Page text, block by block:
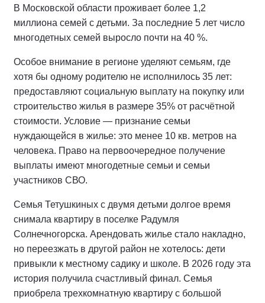
В Московской области проживает более 1,2
миллиона семей с детьми. За последние 5 лет число
многодетных семей выросло почти на 40 %.
Особое внимание в регионе уделяют семьям, где
хотя бы одному родителю не исполнилось 35 лет:
предоставляют социальную выплату на покупку или
строительство жилья в размере 35% от расчётной
стоимости. Условие — признание семьи
нуждающейся в жилье: это менее 10 кв. метров на
человека. Право на первоочередное получение
выплаты имеют многодетные семьи и семьи
участников СВО.
Семья Тетушкиных с двумя детьми долгое время
снимала квартиру в поселке Радумля
Солнечногорска. Арендовать жилье стало накладно,
но переезжать в другой район не хотелось: дети
привыкли к местному садику и школе. В 2026 году эта
история получила счастливый финал. Семья
приобрела трехкомнатную квартиру с большой